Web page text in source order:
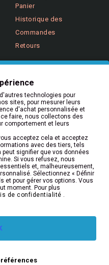
Panier
Historique des
Commandes
Retours
et des promotions
newsletter
Envoyer
technologies pour
sites, pour mesurer leurs
d'achat personnalisée et
faire, nous collectons des
comportement et leurs
acceptez cela et acceptez
avec des tiers, tels
signifier que vos données
Si vous refusez, nous
et, malheureusement,
Sélectionnez « Définir
et pour gérer vos options. Vous
moment. Pour plus
de confidentialité .